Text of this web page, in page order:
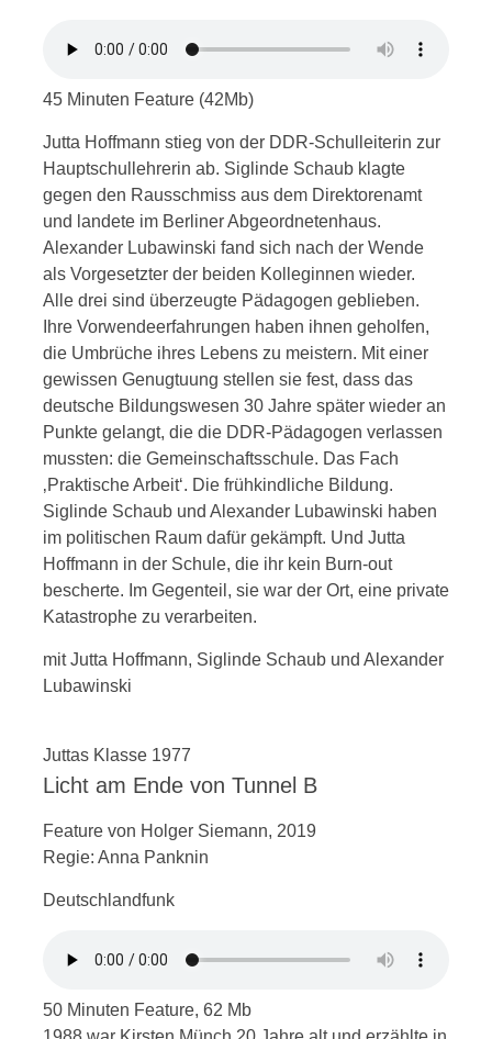
45 Minuten Feature (42Mb)
Jutta Hoffmann stieg von der DDR-Schulleiterin zur
Hauptschullehrerin ab. Siglinde Schaub klagte
gegen den Rausschmiss aus dem Direktorenamt
und landete im Berliner Abgeordnetenhaus.
Alexander Lubawinski fand sich nach der Wende
als Vorgesetzter der beiden Kolleginnen wieder.
Alle drei sind überzeugte Pädagogen geblieben.
Ihre Vorwendeerfahrungen haben ihnen geholfen,
die Umbrüche ihres Lebens zu meistern. Mit einer
gewissen Genugtuung stellen sie fest, dass das
deutsche Bildungswesen 30 Jahre später wieder an
Punkte gelangt, die die DDR-Pädagogen verlassen
mussten: die Gemeinschaftsschule. Das Fach
‚Praktische Arbeit‘. Die frühkindliche Bildung.
Siglinde Schaub und Alexander Lubawinski haben
im politischen Raum dafür gekämpft. Und Jutta
Hoffmann in der Schule, die ihr kein Burn-out
bescherte. Im Gegenteil, sie war der Ort, eine private
Katastrophe zu verarbeiten.
mit Jutta Hoffmann, Siglinde Schaub und Alexander
Lubawinski
Juttas Klasse 1977
Licht am Ende von Tunnel B
Feature von Holger Siemann, 2019
Regie: Anna Panknin
Deutschlandfunk
50 Minuten Feature, 62 Mb